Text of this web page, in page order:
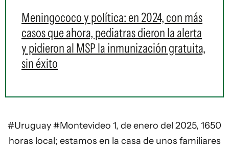
Meningococo y política: en 2024, con más
casos que ahora, pediatras dieron la alerta
y pidieron al MSP la inmunización gratuita,
sin éxito
#Uruguay#Montevideo 1, de enero del 2025, 1650
horas local; estamos en la casa de unos familiares